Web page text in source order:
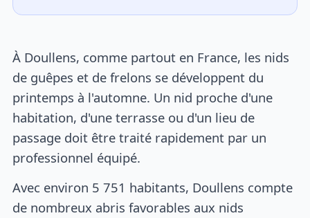
À Doullens, comme partout en France, les nids
de guêpes et de frelons se développent du
printemps à l'automne. Un nid proche d'une
habitation, d'une terrasse ou d'un lieu de
passage doit être traité rapidement par un
professionnel équipé.
Avec environ 5 751 habitants, Doullens compte
de nombreux abris favorables aux nids